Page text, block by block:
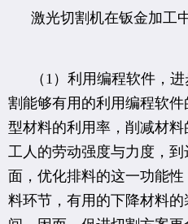
激光切割机在钣金加工
（1）利用编程软件，
割能够有用的利用编程软
型材料的利用率，削减材
工人的劳动强度与力度，
面，优化排料的这一功能
料环节，有用的下降材料